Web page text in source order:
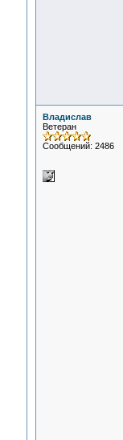
Владислав
Ветеран
Сообщений: 2486